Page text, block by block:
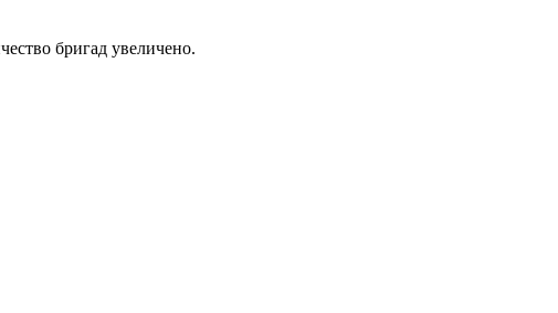
бригад увеличено.